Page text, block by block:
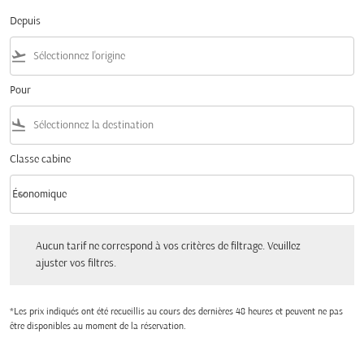
Depuis
flight_takeoff
Pour
flight_land
Classe cabine
Classe cabine option Économique Selected
Économique
keyboard_arrow_down
Aucun tarif ne correspond à vos critères de filtrage. Veuillez
ajuster vos filtres.
*Les prix indiqués ont été recueillis au cours des dernières 48 heures et peuvent ne pas
être disponibles au moment de la réservation.